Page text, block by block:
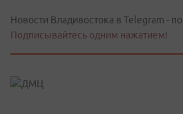
Новости Владивостока в Telegram -
Подписывайтесь одним нажатием!